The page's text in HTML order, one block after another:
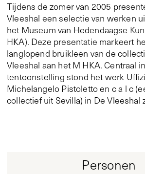
Tijdens de zomer van 2005
Vleeshal een selectie van werken
het Museum van Hedendaagse
HKA). Deze presentatie markeert
langlopend bruikleen van de
Vleeshal aan het M HKA. Centraal
tentoonstelling stond het werk
Michelangelo Pistoletto en c a l c
collectief uit Sevilla) in De Vleeshal
Personen